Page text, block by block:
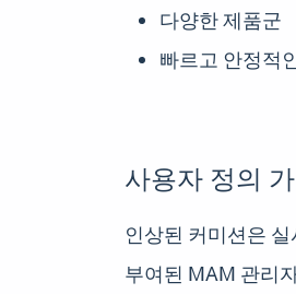
다양한 제품군
빠르고 안정적
사용자 정의
인상된 커미션은
부여된 MAM 관리